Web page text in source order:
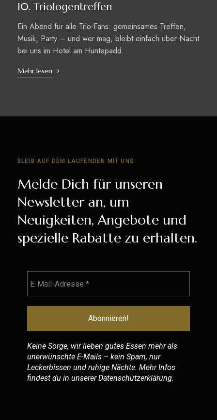
10. Triologentreffen
Ein Abend für alle Trio-Fans: gemeinsames Treffen,
Musik, Party – und wer mag, bleibt einfach über Nacht
bei uns im Hotel am Huntepadd.
Mehr lesen
BLEIB AUF DEM LAUFENDEN MIT UNS
Melde Dich für unseren
Newsletter an, um
Neuigkeiten, Angebote und
spezielle Rabatte zu erhalten.
Keine Sorge, wir lieben gutes Essen mehr als
unerwünschte E-Mails – kein Spam, nur
Leckerbissen und ruhige Nächte. Mehr Infos
findest du in unsererDatenschutzerklärung.